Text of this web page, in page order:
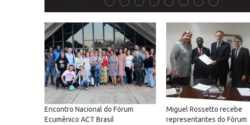
Encontro Nacional do Fórum
Ecumênico ACT Brasil
Miguel Rossetto recebe
representantes do Fórum